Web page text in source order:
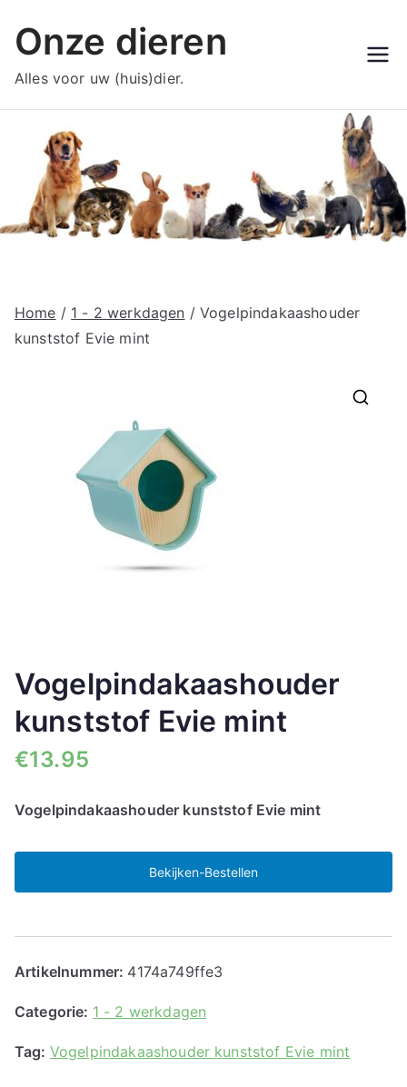
naar
inhoud
Onze dieren
Alles voor uw (huis)dier.
Home / 1 - 2 werkdagen / Vogelpindakaashouder
kunststof Evie mint
Vogelpindakaashouder
kunststof Evie mint
€13.95
Vogelpindakaashouder kunststof Evie mint
Bekijken-Bestellen
Artikelnummer: 4174a749ffe3
Categorie: 1 - 2 werkdagen
Tag: Vogelpindakaashouder kunststof Evie mint